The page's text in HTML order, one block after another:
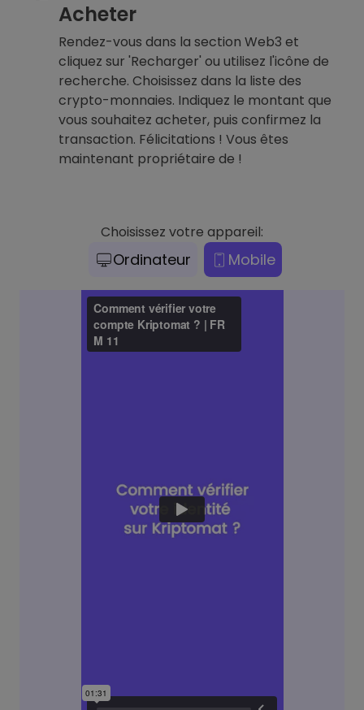
Acheter
Rendez-vous dans la section Web3 et
cliquez sur 'Recharger' ou utilisez l'icône de
recherche. Choisissez dans la liste des
crypto-monnaies. Indiquez le montant que
vous souhaitez acheter, puis confirmez la
transaction. Félicitations ! Vous êtes
maintenant propriétaire de !
Choisissez votre appareil:
Ordinateur Mobile